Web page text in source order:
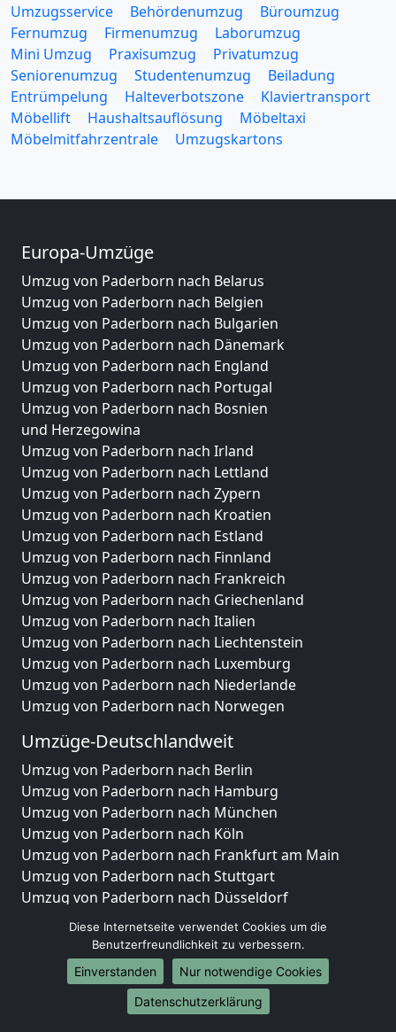
Umzugsservice Behördenumzug
Büroumzug
Fernumzug
Firmenumzug
Laborumzug
Mini Umzug
Praxisumzug
Privatumzug
Seniorenumzug
Studentenumzug
Beiladung
Entrümpelung
Halteverbotszone
Klaviertransport
Möbellift
Haushaltsauflösung
Möbeltaxi
Möbelmitfahrzentrale
Umzugskartons
Europa-Umzüge
Umzug von Paderborn nach Belarus
Umzug von Paderborn nach Belgien
Umzug von Paderborn nach Bulgarien
Umzug von Paderborn nach Dänemark
Umzug von Paderborn nach England
Umzug von Paderborn nach Portugal
Umzug von Paderborn nach Bosnien
und Herzegowina
Umzug von Paderborn nach Irland
Umzug von Paderborn nach Lettland
Umzug von Paderborn nach Zypern
Umzug von Paderborn nach Kroatien
Umzug von Paderborn nach Estland
Umzug von Paderborn nach Finnland
Umzug von Paderborn nach Frankreich
Umzug von Paderborn nach Griechenland
Umzug von Paderborn nach Italien
Umzug von Paderborn nach Liechtenstein
Umzug von Paderborn nach Luxemburg
Umzug von Paderborn nach Niederlande
Umzug von Paderborn nach Norwegen
Umzüge-Deutschlandweit
Umzug von Paderborn nach Berlin
Umzug von Paderborn nach Hamburg
Umzug von Paderborn nach München
Umzug von Paderborn nach Köln
Umzug von Paderborn nach Frankfurt am Main
Umzug von Paderborn nach Stuttgart
Umzug von Paderborn nach Düsseldorf
Umzug von Paderborn nach Leipzig
Umzug von Paderborn nach Dortmund
Umzug von Paderborn nach Essen
Umzug von Paderborn nach Bremen
Umzug von Paderborn nach Dresden
Diese Internetseite verwendet Cookies um die
Benutzerfreundlichkeit zu verbessern.
Einverstanden
Nur notwendige Cookies
Datenschutzerklärung